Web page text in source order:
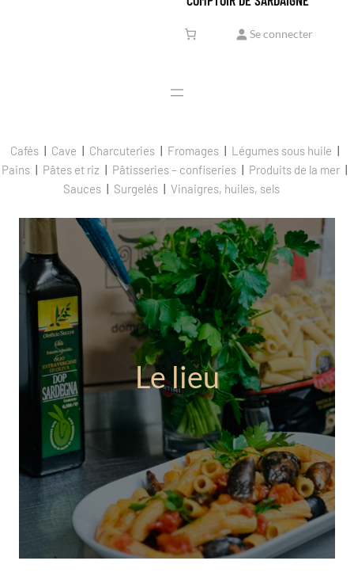
Se connecter
Cafés Cave Charcuteries Fromages
Légumes sous huile
Pains
Pâtes et riz Pâtisseries – confiseries
Produits de la mer
Sauces
Surgelés Vinaigres, huiles, sels
Le lieu